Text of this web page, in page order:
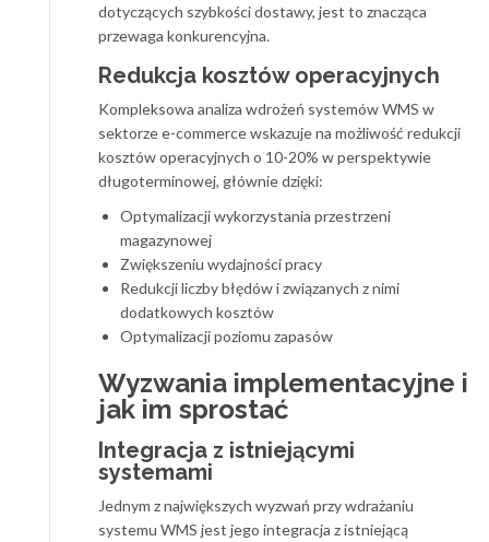
dotyczących szybkości dostawy, jest to znacząca
przewaga konkurencyjna.
Redukcja kosztów operacyjnych
Kompleksowa analiza wdrożeń systemów WMS w
sektorze e-commerce wskazuje na możliwość redukcji
kosztów operacyjnych o 10-20% w perspektywie
długoterminowej, głównie dzięki:
Optymalizacji wykorzystania przestrzeni
magazynowej
Zwiększeniu wydajności pracy
Redukcji liczby błędów i związanych z nimi
dodatkowych kosztów
Optymalizacji poziomu zapasów
Wyzwania implementacyjne i
jak im sprostać
Integracja z istniejącymi
systemami
Jednym z największych wyzwań przy wdrażaniu
systemu WMS jest jego integracja z istniejącą